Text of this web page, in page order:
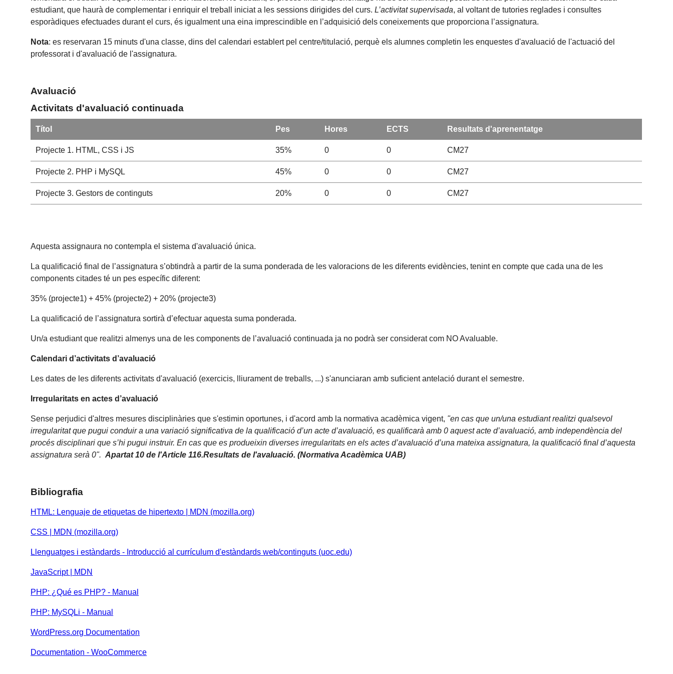
estudiant, que haurà de complementar i enriquir el treball iniciat a les sessions dirigides del curs.L’activitat supervisada, al voltant de tutories reglades i consultes
esporàdiques efectuades durant el curs, és igualment una eina imprescindible en l’adquisició dels coneixements que proporciona l’assignatura.
Nota: es reservaran 15 minuts d'una classe, dins del calendari establert pel centre/titulació, perquè els alumnes completin les enquestes d'avaluació de l'actuació del
professorat i d'avaluació de l'assignatura.
Avaluació
Activitats d'avaluació continuada
Títol Pes Hores ECTS Resultats d'aprenentatge
Projecte 1. HTML, CSS i JS 35% 0 0 CM27
Projecte 2. PHP i MySQL 45% 0 0 CM27
Projecte 3. Gestors de continguts 20% 0 0 CM27
Aquesta assignaura no contempla el sistema d'avaluació única.
La qualificació final de l’assignatura s’obtindrà a partir de la suma ponderada de les valoracions de les diferents evidències, tenint en compte que cada una de les
components citades té un pes específic diferent:
35% (projecte1) + 45% (projecte2) + 20% (projecte3)
La qualificació de l’assignatura sortirà d’efectuar aquesta suma ponderada.
Un/a estudiant que realitzi almenys una de les components de l’avaluació continuada ja no podrà ser considerat com NO Avaluable.
Calendari d’activitats d’avaluació
Les dates de les diferents activitats d'avaluació (exercicis, lliurament de treballs, ...) s'anunciaran amb suficient antelació durant el semestre.
Irregularitats en actes d’avaluació
Sense perjudici d'altres mesures disciplinàries que s'estimin oportunes, i d'acord amb la normativa acadèmica vigent, "en cas que un/una estudiant realitzi qualsevol
irregularitat que pugui conduir a una variació significativa de la qualificació d’un acte d’avaluació, es qualificarà amb 0 aquest acte d’avaluació, amb independència del
procés disciplinari que s’hi pugui instruir. En cas que es produeixin diverses irregularitats en els actes d’avaluació d’una mateixa assignatura, la qualificació final d’aquesta
assignatura serà 0".Apartat 10 de l'Article 116.Resultats de l'avaluació. (Normativa Acadèmica UAB)
Bibliografia
HTML: Lenguaje de etiquetas de hipertexto | MDN (mozilla.org)
CSS | MDN (mozilla.org)
Llenguatges i estàndards - Introducció al currículum d'estàndards web/continguts (uoc.edu)
JavaScript | MDN
PHP: ¿Qué es PHP? - Manual
PHP: MySQLi - Manual
WordPress.org Documentation
Documentation - WooCommerce